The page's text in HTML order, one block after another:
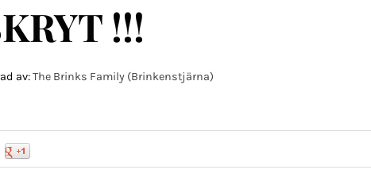
!!!
av:The Brinks Family (Brinkenstjärna)